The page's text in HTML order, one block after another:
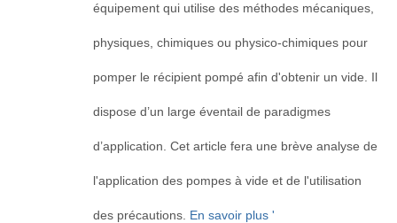
équipement qui utilise des méthodes mécaniques,
physiques, chimiques ou physico-chimiques pour
pomper le récipient pompé afin d'obtenir un vide. Il
dispose d’un large éventail de paradigmes
d’application. Cet article fera une brève analyse de
l'application des pompes à vide et de l'utilisation
des précautions. En savoir plus '